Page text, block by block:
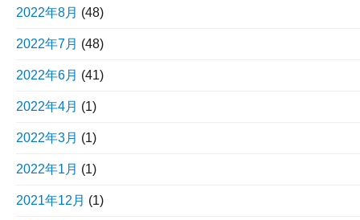
2022年8月 (48)
2022年7月 (48)
2022年6月 (41)
2022年4月 (1)
2022年3月 (1)
2022年1月 (1)
2021年12月 (1)